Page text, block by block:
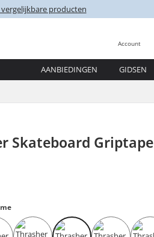
vergelijkbare producten
Account
AANBIEDINGEN GIDSEN
Skateboard Griptape